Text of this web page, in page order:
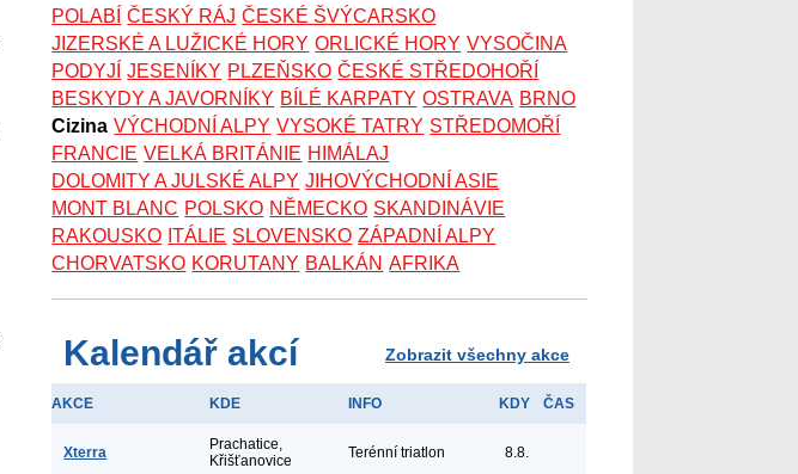
POLABÍ
ČESKÝ RÁJ ČESKÉ ŠVÝCARSKO
JIZERSKÉ A LUŽICKÉ HORY ORLICKÉ HORY VYSOČINA
PODYJÍ
JESENÍKY PLZEŇSKO ČESKÉ STŘEDOHOŘÍ
BESKYDY A JAVORNÍKY BÍLÉ KARPATY OSTRAVA BRNO
Cizina VÝCHODNÍ ALPY VYSOKÉ TATRY STŘEDOMOŘÍ
FRANCIE VELKÁ BRITÁNIE HIMÁLAJ
DOLOMITY A JULSKÉ ALPY JIHOVÝCHODNÍ ASIE
MONT BLANC POLSKO NĚMECKO SKANDINÁVIE
RAKOUSKO ITÁLIE SLOVENSKO ZÁPADNÍ ALPY
CHORVATSKO KORUTANY BALKÁN AFRIKA
Kalendář akcí Zobrazit všechny akce
AKCE KDE INFO KDY ČAS
Xterra
Prachatice,
Křišťanovice
Terénní triatlon 8.8.